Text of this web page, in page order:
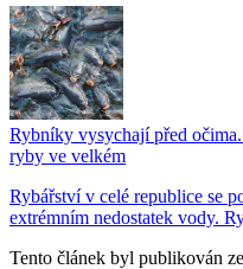
Rybníky vysychají před
ryby ve velkém
Rybářství v celé republice se
extrémním nedostatek vody.
Tento článek byl publikován